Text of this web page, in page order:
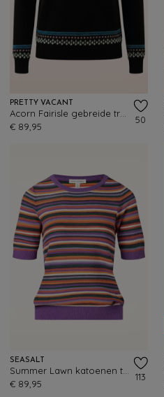
PRETTY VACANT
€ 89,95
50
SEASALT
€ 89,95
113